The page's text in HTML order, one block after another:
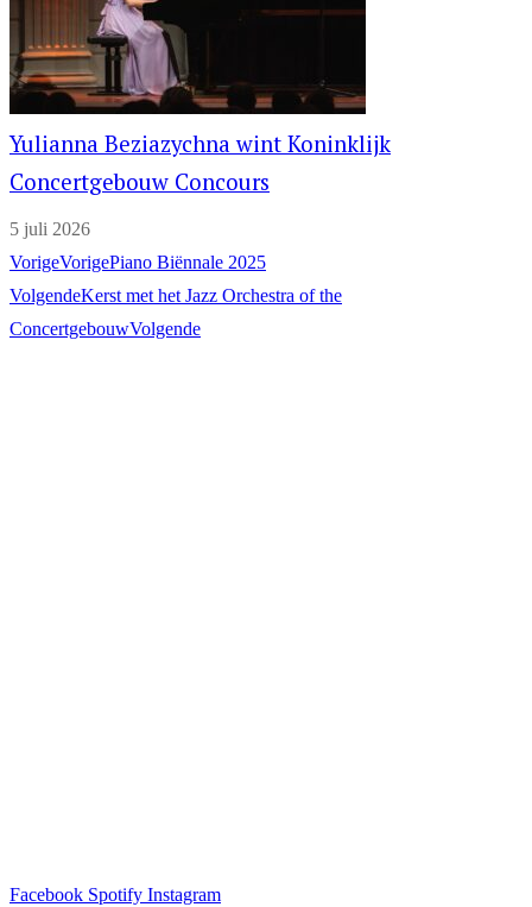
Yulianna Beziazychna wint Koninklijk
Concertgebouw Concours
5 juli 2026
VorigeVorigePiano Biënnale 2025
VolgendeKerst met het Jazz Orchestra of the
ConcertgebouwVolgende
Facebook Spotify Instagram